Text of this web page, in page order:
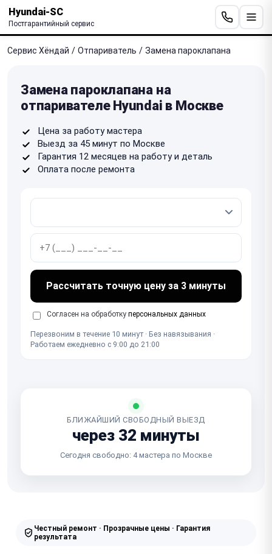
Hyundai-SC
Постгарантийный сервис
Сервис Хёндай / Отпариватель / Замена пароклапана
Замена пароклапана на
отпаривателе Hyundai в Москве
Цена за работу мастера
Выезд за 45 минут по Москве
Гарантия 12 месяцев на работу и деталь
Оплата после ремонта
Рассчитать точную цену за 3 минуты
Согласен на обработку персональных данных
Перезвоним в течение 10 минут · Без навязывания ·
Работаем ежедневно с 9:00 до 21:00
БЛИЖАЙШИЙ СВОБОДНЫЙ ВЫЕЗД
через 32 минуты
Сегодня свободно: 4 мастера по Москве
Честный ремонт · Прозрачные цены · Гарантия
результата